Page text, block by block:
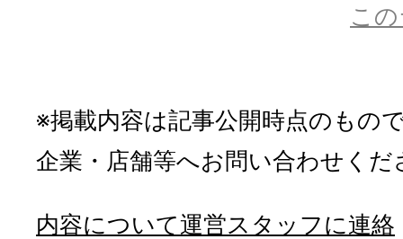
こ
※掲載内容は記事公開時点のもの
企業・店舗等へお問い合わせくだ
内容について運営スタッフに連絡